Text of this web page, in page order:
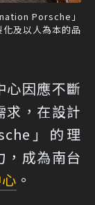
Porsche」
及以人為本的品
心因應不斷
求，在設計
」的理
，成為南台
。